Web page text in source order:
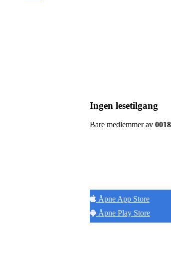
Ingen lesetilgang
Bare medlemmer av
Åpne App Store
Åpne Play Store